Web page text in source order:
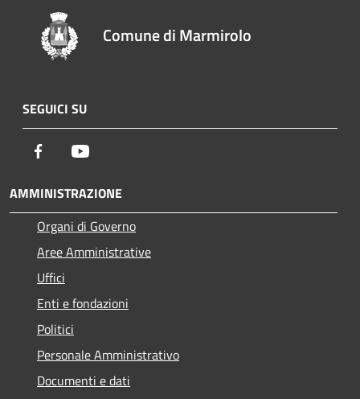
Comune di Marmirolo
SEGUICI SU
Facebook
AMMINISTRAZIONE
Organi di Governo
Aree Amministrative
Uffici
Enti e fondazioni
Politici
Personale Amministrativo
Documenti e dati